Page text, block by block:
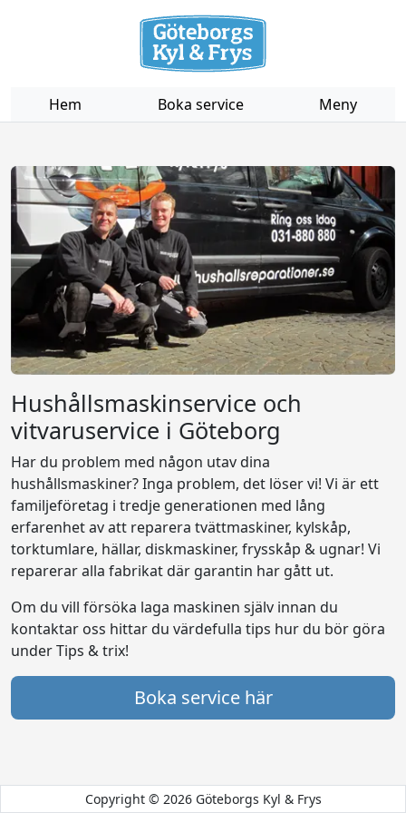
Hem Boka service Meny
Hushållsmaskinservice och
vitvaruservice i Göteborg
Har du problem med någon utav dina
hushållsmaskiner? Inga problem, det löser vi! Vi är ett
familjeföretag i tredje generationen med lång
erfarenhet av att reparera tvättmaskiner, kylskåp,
torktumlare, hällar, diskmaskiner, frysskåp & ugnar! Vi
reparerar alla fabrikat där garantin har gått ut.
Om du vill försöka laga maskinen själv innan du
kontaktar oss hittar du värdefulla tips hur du bör göra
under Tips & trix!
Boka service här
Copyright © 2026 Göteborgs Kyl & Frys